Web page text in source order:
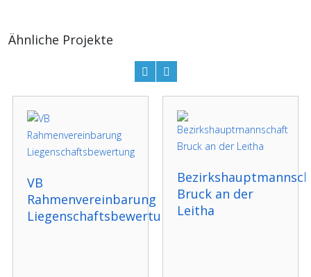
Ähnliche Projekte
VB
Rahmenvereinbarung
Liegenschaftsbewertung
Bruck an der
Leitha